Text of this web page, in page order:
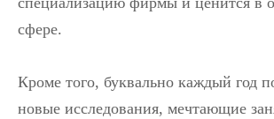
сфере.
Кроме того, буквально каждый год
новые исследования, мечтающие